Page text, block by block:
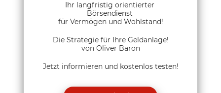
Ihr langfristig orientierter
Börsendienst
für Vermögen und Wohlstand!
Die Strategie für Ihre Geldanlage!
von Oliver Baron
Jetzt informieren und kostenlos testen!